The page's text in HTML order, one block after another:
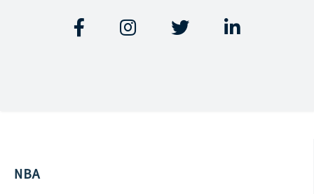
   
NBA